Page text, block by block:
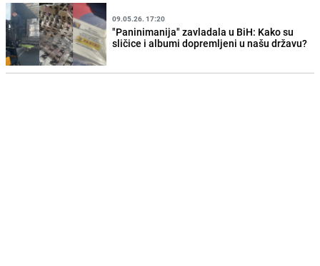
09.05.26. 17:20
"Paninimanija" zavladala u BiH: Kako su
sličice i albumi dopremljeni u našu državu?